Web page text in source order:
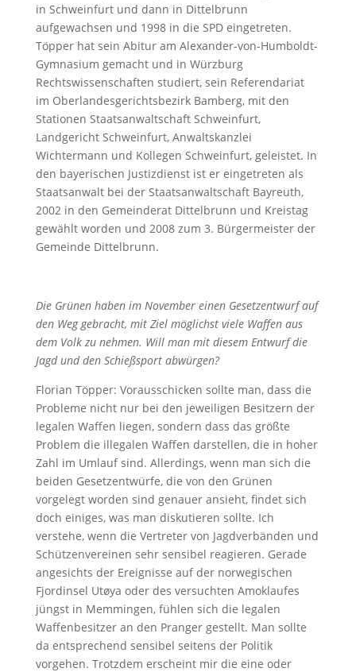
in Schweinfurt und dann in Dittelbrunn
aufgewachsen und 1998 in die SPD eingetreten.
Töpper hat sein Abitur am Alexander-von-Humboldt-
Gymnasium gemacht und in Würzburg
Rechtswissenschaften studiert, sein Referendariat
im Oberlandesgerichtsbezirk Bamberg, mit den
Stationen Staatsanwaltschaft Schweinfurt,
Landgericht Schweinfurt, Anwaltskanzlei
Wichtermann und Kollegen Schweinfurt, geleistet. In
den bayerischen Justizdienst ist er eingetreten als
Staatsanwalt bei der Staatsanwaltschaft Bayreuth,
2002 in den Gemeinderat Dittelbrunn und Kreistag
gewählt worden und 2008 zum 3. Bürgermeister der
Gemeinde Dittelbrunn.
Die Grünen haben im November einen Gesetzentwurf auf
den Weg gebracht, mit Ziel möglichst viele Waffen aus
dem Volk zu nehmen. Will man mit diesem Entwurf die
Jagd und den Schießsport abwürgen?
Florian Töpper: Vorausschicken sollte man, dass die
Probleme nicht nur bei den jeweiligen Besitzern der
legalen Waffen liegen, sondern dass das größte
Problem die illegalen Waffen darstellen, die in hoher
Zahl im Umlauf sind. Allerdings, wenn man sich die
beiden Gesetzentwürfe, die von den Grünen
vorgelegt worden sind genauer ansieht, findet sich
doch einiges, was man diskutieren sollte. Ich
verstehe, wenn die Vertreter von Jagdverbänden und
Schützenvereinen sehr sensibel reagieren. Gerade
angesichts der Ereignisse auf der norwegischen
Fjordinsel Utøya oder des versuchten Amoklaufes
jüngst in Memmingen, fühlen sich die legalen
Waffenbesitzer an den Pranger gestellt. Man sollte
da entsprechend sensibel seitens der Politik
vorgehen. Trotzdem erscheint mir die eine oder